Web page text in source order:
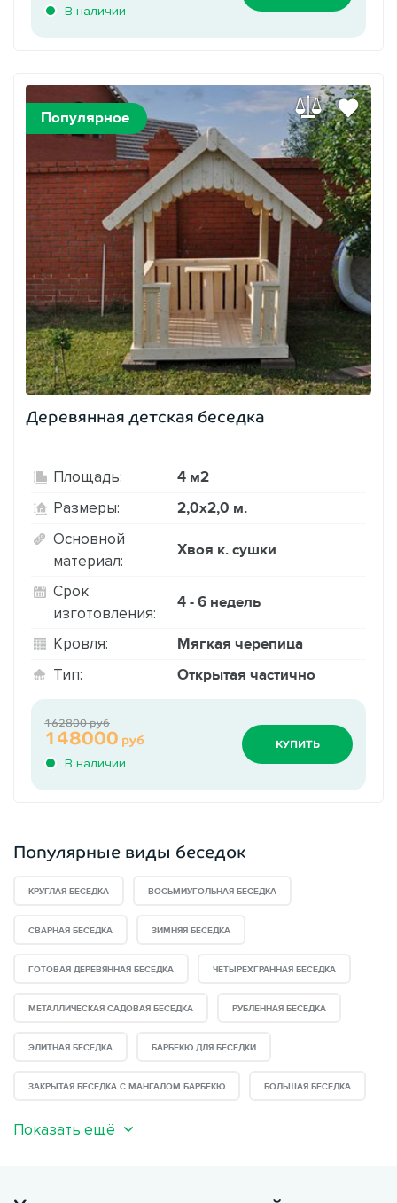
В наличии
Популярное
Деревянная детская беседка
Площадь: 4 м2
Размеры: 2,0х2,0 м.
Основной
материал:
Хвоя к. сушки
Срок
изготовления:
4 - 6 недель
Кровля: Мягкая черепица
Тип: Открытая частично
В наличии
148000 руб
162800 руб
КУПИТЬ
Популярные виды беседок
КРУГЛАЯ БЕСЕДКА ВОСЬМИУГОЛЬНАЯ БЕСЕДКА
СВАРНАЯ БЕСЕДКА ЗИМНЯЯ БЕСЕДКА
ГОТОВАЯ ДЕРЕВЯННАЯ БЕСЕДКА ЧЕТЫРЕХГРАННАЯ БЕСЕДКА
МЕТАЛЛИЧЕСКАЯ САДОВАЯ БЕСЕДКА РУБЛЕННАЯ БЕСЕДКА
ЭЛИТНАЯ БЕСЕДКА БАРБЕКЮ ДЛЯ БЕСЕДКИ
ЗАКРЫТАЯ БЕСЕДКА С МАНГАЛОМ БАРБЕКЮ БОЛЬШАЯ БЕСЕДКА
Показать ещё